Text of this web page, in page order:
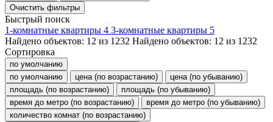
Очистить фильтры
Быстрый поиск
1-комнатные квартиры 4 3-комнатные квартиры 5
Найдено объектов: 12 из 1232 Найдено объектов: 12 из 1232
Сортировка
по умолчанию
по умолчанию
цена (по возрастанию)
цена (по убыванию)
площадь (по возрастанию)
площадь (по убыванию)
время до метро (по возрастанию)
время до метро (по убыванию)
количество комнат (по возрастанию)